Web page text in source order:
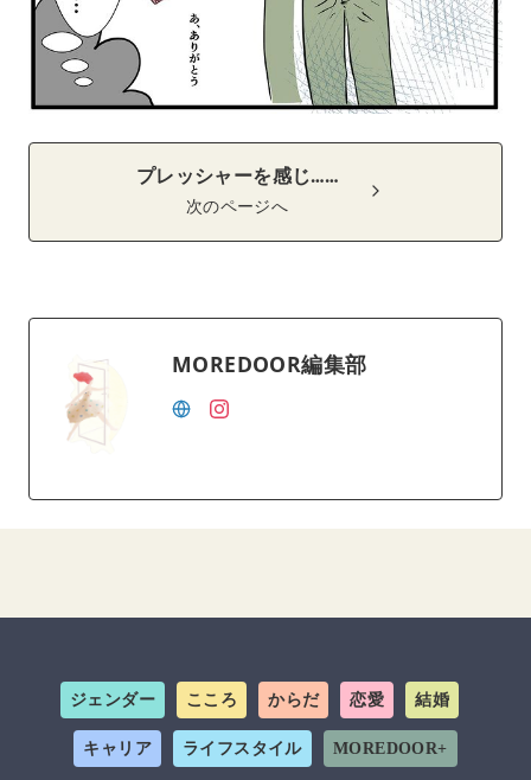
プレッシャーを感じ……
次のページへ
MOREDOOR編集部
ジェンダー こころ からだ 恋愛 結婚
キャリア ライフスタイル MOREDOOR+